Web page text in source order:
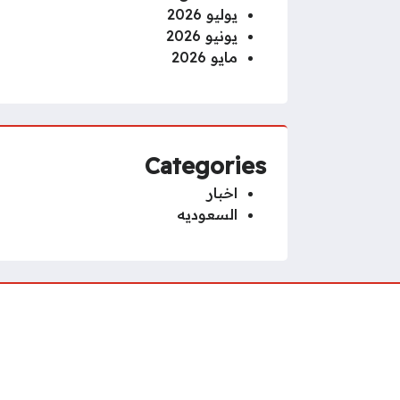
يوليو 2026
يونيو 2026
مايو 2026
Categories
اخبار
السعوديه